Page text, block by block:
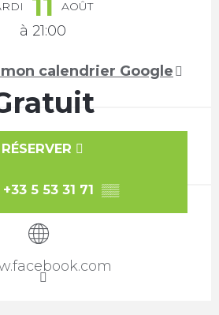
AOÛT
à 21:00
calendrier Google
RÉSERVER
+33 5 53 31 71 ▒▒